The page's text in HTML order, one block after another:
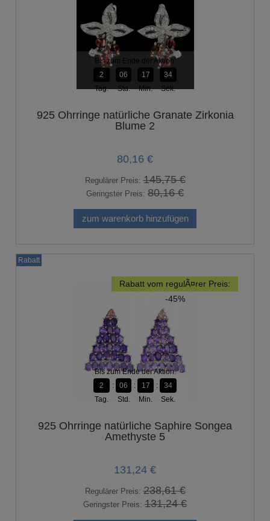
Bis zum Ende der Aktion:
2
Tag.
06
Std.
17
Min.
33
Sek.
925 Ohrringe natürliche Granate Zirkonia
Blume 2
80,16 €
Regulärer Preis:145,75 €
Geringster Preis: 80,16 €
zum warenkorb hinzufügen
Rabatt vom regulÃ¤rer Preis:
-45%
Bis zum Ende der Aktion:
2
Tag.
06
Std.
17
Min.
33
Sek.
925 Ohrringe natürliche Saphire Songea
Amethyste 5
131,24 €
Regulärer Preis:238,61 €
Geringster Preis: 131,24 €
Rabatt